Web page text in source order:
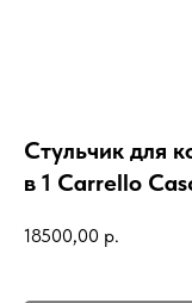
Стульчик для
в 1 Сarrello
18500,00 р.